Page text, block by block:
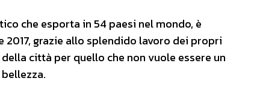
che esporta in 54 paesi nel mondo, è
grazie allo splendido lavoro dei propri
città per quello che non vuole essere un